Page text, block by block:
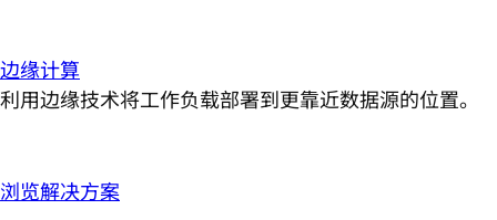
边缘计算
利用边缘技术将工作负载部署到更靠近数据源的位置。
浏览解决方案